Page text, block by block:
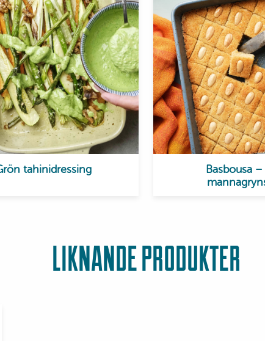
tahinidressing
Basbousa
LIKNANDE PRODUKTER